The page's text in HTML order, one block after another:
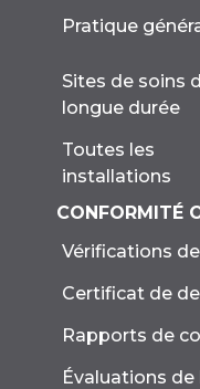
Pratique
Sites de soins
longue durée
Toutes les
installations
CONFORMITÉ
Vérifications
Certificat de
Rapports de
Évaluations